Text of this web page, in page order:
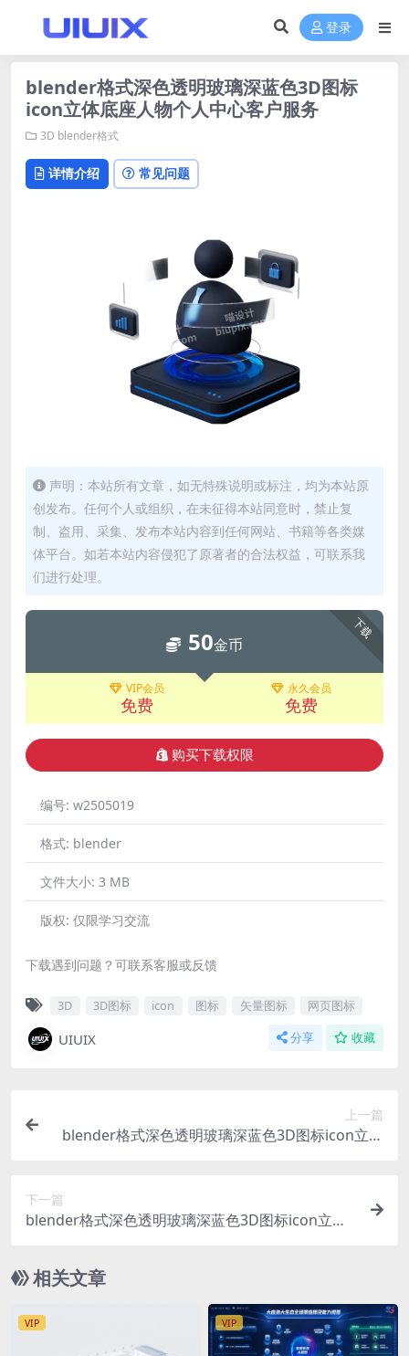
登录
blender格式深色透明玻璃深蓝色3D图标
icon立体底座人物个人中心客户服务
3D blender格式
详情介绍 常见问题
声明：本站所有文章，如无特殊说明或标注，均为本站原
创发布。任何个人或组织，在未征得本站同意时，禁止复
制、盗用、采集、发布本站内容到任何网站、书籍等各类媒
体平台。如若本站内容侵犯了原著者的合法权益，可联系我
们进行处理。
下载
50金币
VIP会员
免费
永久会员
免费
购买下载权限
编号: w2505019
格式: blender
文件大小: 3 MB
版权: 仅限学习交流
下载遇到问题？可联系客服或反馈
3D 3D图标 icon 图标 矢量图标 网页图标
UIUIX 分享 收藏
上一篇
blender格式深色透明玻璃深蓝色3D图标icon立体
下一篇
blender格式深色透明玻璃深蓝色3D图标icon立体
相关文章
VIP VIP